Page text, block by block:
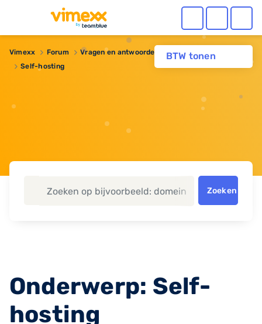
BTW tonen
Vimexx Forum Vragen en antwoorden
Webhosting
Self-hosting
Zoeken
Onderwerp: Self-
hosting